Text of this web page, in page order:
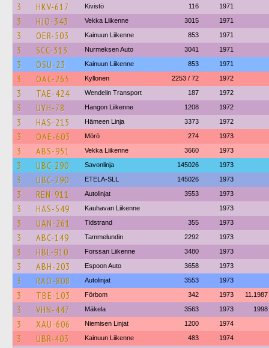
3 HKV-617 Kivistö 116 1971
3 HJO-343 Vekka Liikenne 3015 1971
3 OER-503 Kainuun Liikenne 853 1971
3 SCC-313 Nurmeksen Auto 3041 1971
3 OSU-23 Kainuun Liikenne 853 1971
3 OAC-265 Kyllonen 2253 / 72 1972
3 TAE-424 Wendelin Transport 187 1972
3 UYH-78 Hangon Liikenne 1208 1972
3 HAS-215 Hämeen Linja 3373 1972
3 OAE-603 Mörö 274 1973
3 ABS-951 Vekka Liikenne 3660 1973
3 UBC-290 Savonlinja 145026 1973
3 UBC-290 ETELA-SLL 145026 1973
3 REN-911 Autolinjat 3553 1973
3 HAS-549 Kauhavan Liikenne 1973
3 UAN-261 Tidstrand 355 1973
3 ABC-149 Tammelundin 2292 1973
3 HBL-910 Forssan Liikenne 3480 1973
3 ABH-203 Espoon Auto 3658 1973
3 RAO-808 Autolinjat 3553 1973
3 TBE-103 Förbom 342 1973 11.1987
3 VHN-447 Mäkela 3563 1973 1998
3 XAU-606 Niemisen Linjat 1200 1974
3 UBR-403 Kainuun Liikenne 483 1974